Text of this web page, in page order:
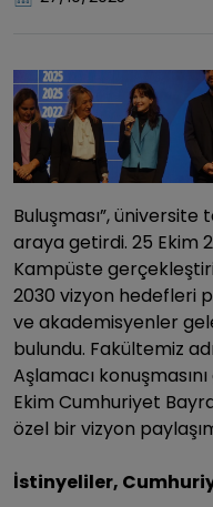
Buluşması”, üniversite
araya getirdi. 25 Ekim
Kampüste
2030 vizyon hedefleri
ve akademisyenler
bulundu. Fakültemiz
Aşlamacı
Ekim Cumhuriyet
özel bir vizyon
İstinyeliler,